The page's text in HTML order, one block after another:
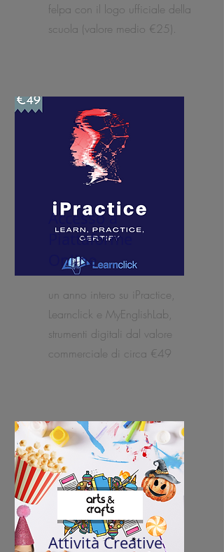
felpa con il logo ufficiale della
scuola (valore medio €25).
Accesso a
Piattaforme
Online
un anno intero su iPractice,
Learnclick e MyEnglishLab,
strumenti digitali dal valore
commerciale di circa €49
Attività Creative